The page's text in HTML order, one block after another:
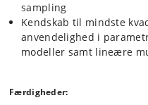
sampling
Kendskab til mindste
anvendelighed i
modeller samt lineære
Færdigheder: